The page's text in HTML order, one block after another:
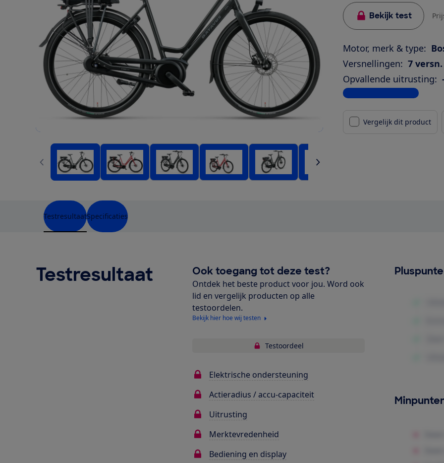
Bekijk test
Motor, merk & type:
Versnellingen: 7
Opvallende uitrusting:
Bekijk alle specificaties
Vergelijk dit product
TestresultaatSpecificaties
Testresultaat Ook toegang tot deze test?
Ontdek het beste product voor jou. Word ook
lid en vergelijk producten op alle
testoordelen.
Bekijk hier hoe wij testen
Testoordeel
Elektrische ondersteuning
Actieradius / accu-capaciteit
Uitrusting
Merktevredenheid
Bediening en display